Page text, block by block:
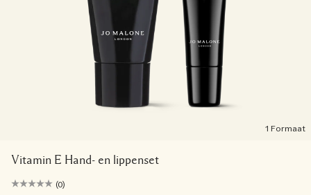
1 Formaat
Vitamin E Hand- en lippenset
(0)